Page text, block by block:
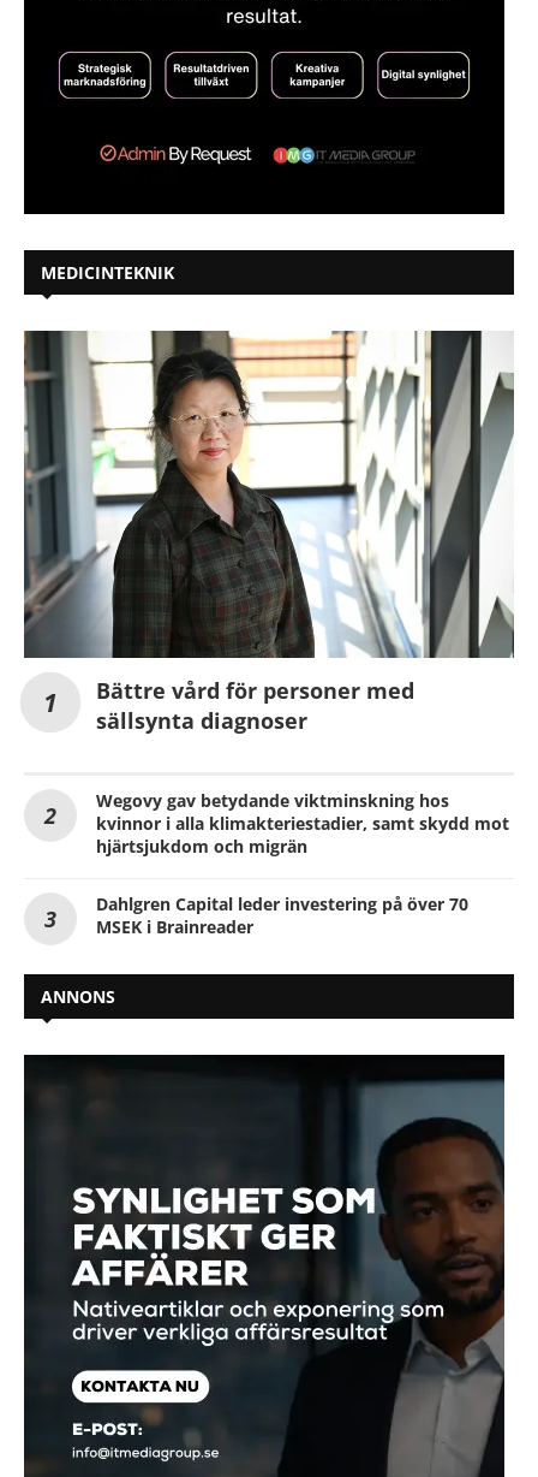
MEDICINTEKNIK
Bättre vård för personer med
sällsynta diagnoser
Wegovy gav betydande viktminskning hos
kvinnor i alla klimakteriestadier, samt skydd mot
hjärtsjukdom och migrän
Dahlgren Capital leder investering på över 70
MSEK i Brainreader
ANNONS